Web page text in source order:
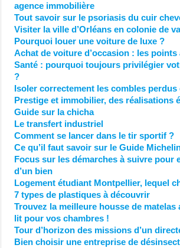
agence immobilière
Tout savoir sur le psoriasis du cuir
Visiter la ville d’Orléans en colonie de
Pourquoi louer une voiture de luxe ?
Achat de voiture d’occasion : les points
Santé : pourquoi toujours privilégier
?
Isoler correctement les combles perdus
Prestige et immobilier, des réalisations
Guide sur la chicha
Le transfert industriel
Comment se lancer dans le tir sportif ?
Ce qu’il faut savoir sur le Guide
Focus sur les démarches à suivre pour
d’un bien
Logement étudiant Montpellier, lequel
7 types de plastiques à découvrir
Trouvez la meilleure housse de matelas
lit pour vos chambres !
Tour d’horizon des missions d’un
Bien choisir une entreprise de